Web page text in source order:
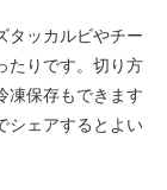
タッカルビやチー
たりです。切り方
凍保存もできます
シェアするとよい